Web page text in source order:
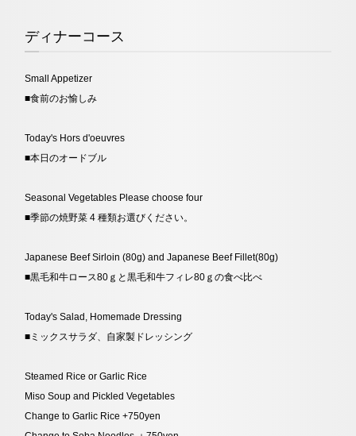
ディナーコース
Small Appetizer
■食前のお愉しみ
Today's Hors d'oeuvres
■本日のオードブル
Seasonal Vegetables Please choose four
■季節の焼野菜 4 種類お選びください。
Japanese Beef Sirloin (80g) and Japanese Beef Fillet(80g)
■黒毛和牛ロース80ｇと黒毛和牛フィレ80ｇの食べ比べ
Today's Salad, Homemade Dressing
■ ミックスサラダ、自家製ドレッシング
Steamed Rice or Garlic Rice
Miso Soup and Pickled Vegetables
Change to Garlic Rice +750yen